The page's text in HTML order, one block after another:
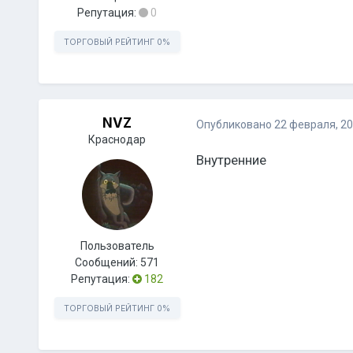
Репутация:
0
ТОРГОВЫЙ РЕЙТИНГ 0%
NVZ
Краснодар
Пользователь
Сообщений: 571
Репутация:
182
ТОРГОВЫЙ РЕЙТИНГ 0%
Опубликовано 22 февраля,
Внутренние